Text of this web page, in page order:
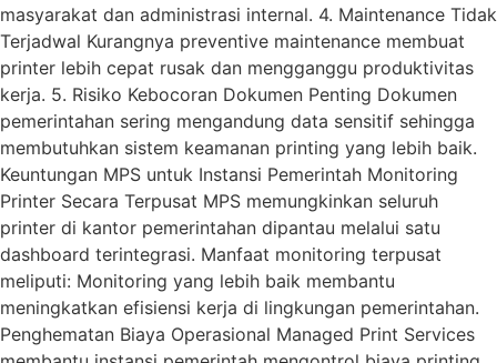
masyarakat dan administrasi internal. 4. Maintenance Tidak
Terjadwal Kurangnya preventive maintenance membuat
printer lebih cepat rusak dan mengganggu produktivitas
kerja. 5. Risiko Kebocoran Dokumen Penting Dokumen
pemerintahan sering mengandung data sensitif sehingga
membutuhkan sistem keamanan printing yang lebih baik.
Keuntungan MPS untuk Instansi Pemerintah Monitoring
Printer Secara Terpusat MPS memungkinkan seluruh
printer di kantor pemerintahan dipantau melalui satu
dashboard terintegrasi. Manfaat monitoring terpusat
meliputi: Monitoring yang lebih baik membantu
meningkatkan efisiensi kerja di lingkungan pemerintahan.
Penghematan Biaya Operasional Managed Print Services